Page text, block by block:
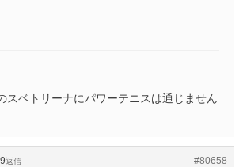
スベトリーナにパワーテニスは通じません
#80658
返信